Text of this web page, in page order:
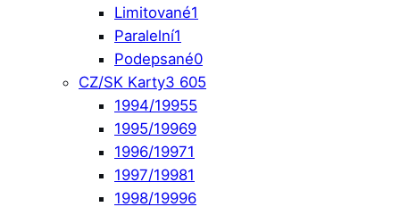
Limitované1
Paralelní1
Podepsané0
CZ/SK Karty3 605
1994/19955
1995/19969
1996/19971
1997/19981
1998/19996